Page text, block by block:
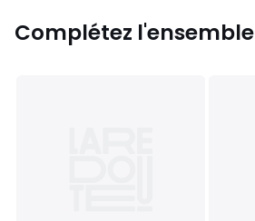
Complétez l'ensemble